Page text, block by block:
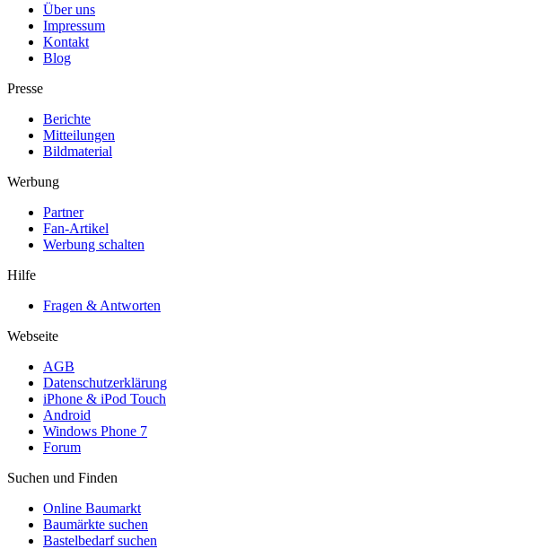
Über uns
Impressum
Kontakt
Blog
Presse
Berichte
Mitteilungen
Bildmaterial
Werbung
Partner
Fan-Artikel
Werbung schalten
Hilfe
Fragen & Antworten
Webseite
AGB
Datenschutzerklärung
iPhone & iPod Touch
Android
Windows Phone 7
Forum
Suchen und Finden
Online Baumarkt
Baumärkte suchen
Bastelbedarf suchen